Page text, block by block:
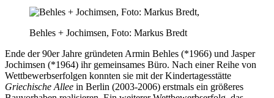
Behles + Jochimsen, Foto: Markus Bredt
Ende der 90er Jahre gründeten Armin Behles (*1966) und Jasper
Jochimsen (*1964) ihr gemeinsames Büro. Nach einer Reihe von
Wettbewerbserfolgen konnten sie mit der Kindertagesstätte
Griechische Allee in Berlin (2003-2006) erstmals ein größeres